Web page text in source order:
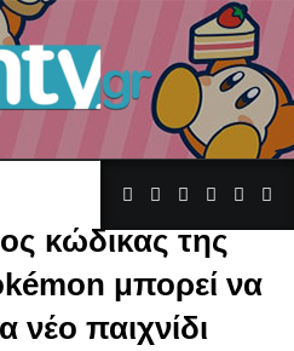
κώδικας της
μπορεί να
νέο παιχνίδι